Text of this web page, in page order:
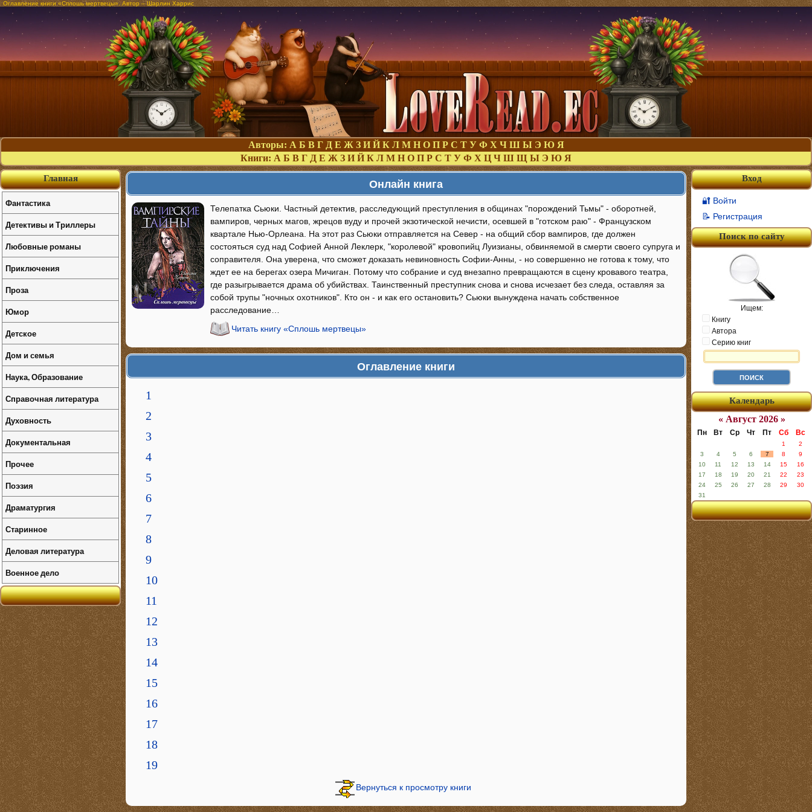
Оглавление книги «Сплошь мертвецы». Автор – Шарлин Харрис
Авторы: А Б В Г Д Е Ж З И Й К Л М Н О П Р С Т У Ф Х Ч Ш Ы Э Ю Я
Книги: А Б В Г Д Е Ж З И Й К Л М Н О П Р С Т У Ф Х Ц Ч Ш Щ Ы Э Ю Я
Онлайн книга
Телепатка Сьюки. Частный детектив, расследующий преступления в общинах "порождений Тьмы" - оборотней,
вампиров, черных магов, жрецов вуду и прочей экзотической нечисти, осевшей в "готском раю" - Французском
квартале Нью-Орлеана. На этот раз Сьюки отправляется на Север - на общий сбор вампиров, где должен
состояться суд над Софией Анной Леклерк, "королевой" кровопийц Луизианы, обвиняемой в смерти своего супруга и
соправителя. Она уверена, что сможет доказать невиновность Софии-Анны, - но совершенно не готова к тому, что
ждет ее на берегах озера Мичиган. Потому что собрание и суд внезапно превращаются в сцену кровавого театра,
где разыгрывается драма об убийствах. Таинственный преступник снова и снова исчезает без следа, оставляя за
собой трупы "ночных охотников". Кто он - и как его остановить? Сьюки вынуждена начать собственное
расследование…
Читать книгу «Сплошь мертвецы»
Оглавление книги
1
2
3
4
5
6
7
8
9
10
11
12
13
14
15
16
17
18
19
Вернуться к просмотру книги
Вход
🔐 Войти
📝 Регистрация
Поиск по сайту
Ищем:
Книгу
Автора
Серию книг
Календарь
« Август 2026 »
Пн Вт Ср Чт Пт Сб Вс
1
2
3
4 5 6 7 8
9
10
11 12 13 14 15
16
17
18 19 20 21 22
23
24
25 26 27 28 29
30
31
Главная
Фантастика
Детективы и Триллеры
Любовные романы
Приключения
Проза
Юмор
Детское
Дом и семья
Наука, Образование
Справочная литература
Духовность
Документальная
Прочее
Поэзия
Драматургия
Старинное
Деловая литература
Военное дело